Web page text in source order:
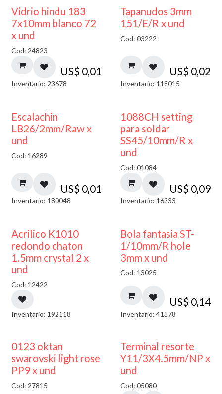
40% DESCUENTO
Vidrio hindu 183
7x10mm blanco 72
x und
Cod: 24823
US$ 0,01
Inventario: 23678
Tapanudos 3mm
151/E/R x und
Cod: 03222
US$ 0,02
Inventario: 118015
Escalachin
LB26/2mm/Raw x
und
Cod: 16289
US$ 0,01
Inventario: 180048
1088CH setting
para soldar
SS45/10mm/R x
und
Cod: 01084
US$ 0,09
Inventario: 16333
50% DESCUENTO
Acrilico K1010
redondo chaton
1.5mm crystal 2 x
und
Cod: 12422
Inventario: 192118
Bola fantasia ST-
1/10mm/R hole
3mm x und
Cod: 13025
US$ 0,14
Inventario: 41378
0123 oktan
swarovski light rose
PP9 x und
Cod: 27815 50% DESCUENTO
Terminal resorte
Y11/3X4.5mm/NP x
und
Cod: 05080